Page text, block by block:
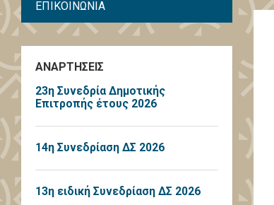
ΕΠΙΚΟΙΝΩΝΙΑ
ΑΝΑΡΤΗΣΕΙΣ
23η Συνεδρία Δημοτικής
Επιτροπής έτους 2026
14η Συνεδρίαση ΔΣ 2026
13η ειδική Συνεδρίαση ΔΣ 2026